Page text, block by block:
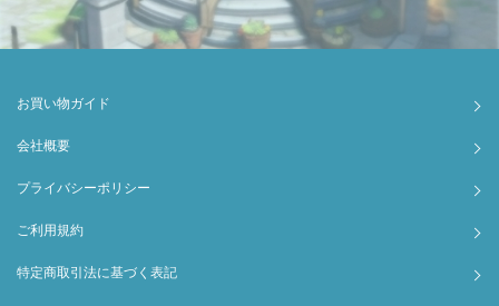
お買い物ガイド
会社概要
プライバシーポリシー
ご利用規約
特定商取引法に基づく表記